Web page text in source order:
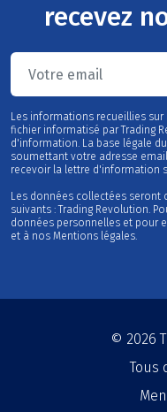
recevez
Les informations recueillies
fichier informatisé par Trading
d'information. La base légale
soumettant votre adresse
recevoir la lettre d'information
Les données collectées
suivants : Trading Revolution.
données personnelles et pour
et à nos Mentions légales.
© 2026
Tous